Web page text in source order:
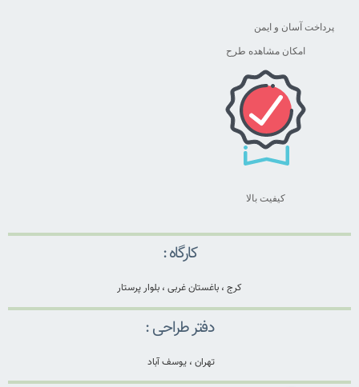
پرداخت آسان و ایمن
امکان مشاهده طرح
کیفیت بالا
کارگاه :
کرج ، باغستان غربی ، بلوار پرستار
دفتر طراحی :
تهران ، یوسف آباد